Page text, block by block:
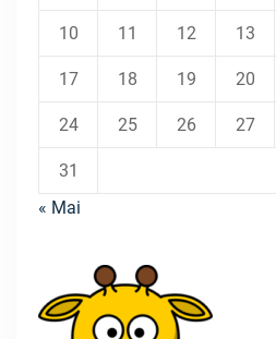
10 11 12 13
17 18 19 20
24 25 26 27
31
« Mai